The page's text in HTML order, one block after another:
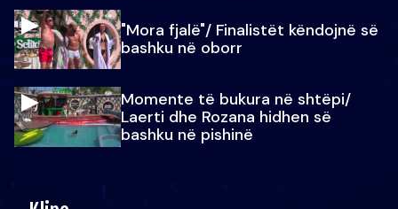
"Mora fjalë"/ Finalistët këndojnë së
bashku në oborr
Momente të bukura në shtëpi/
Laerti dhe Rozana hidhen së
bashku në pishinë